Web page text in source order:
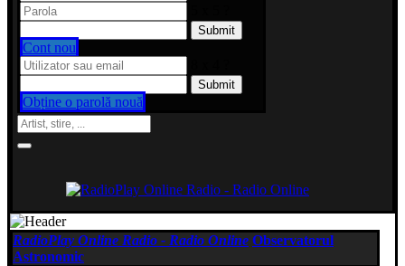
Cont nou
Obține o parolă nouă
RadioPlay Online Radio - Radio Online Observatorul
Astronomic